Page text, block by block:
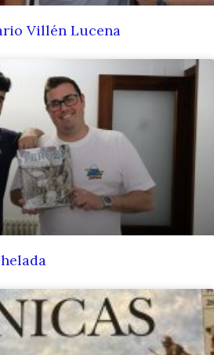
Villén Lucena